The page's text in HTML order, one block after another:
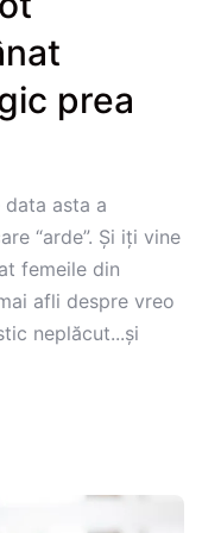
prea
data asta a
“arde”. Și iți vine
femeile din
afli despre vreo
neplăcut...și